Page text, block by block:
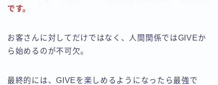
です。
お客さんに対してだけではなく、人間関係ではGIVEか
ら始めるのが不可欠。
最終的には、GIVEを楽しめるようになったら最強で